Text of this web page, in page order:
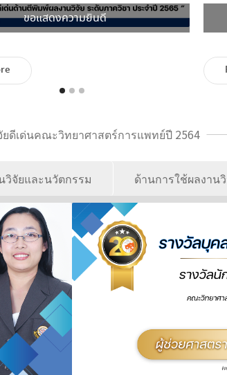
ขอแสดงความยินดี
ยดีเด่นคณะวิทยาศาสตร์การแพทย์ปี 2564
วิจัยและนวัตกรรม ด้านการใช้ผลงาน